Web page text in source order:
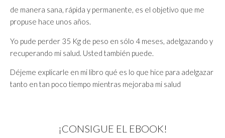
de manera sana, rápida y permanente, es el objetivo que me
propuse hace unos años.
Yo pude perder 35 Kg de peso en sólo 4 meses, adelgazando y
recuperando mi salud. Usted también puede.
Déjeme explicarle en mi libro qué es lo que hice para adelgazar
tanto en tan poco tiempo mientras mejoraba mi salud
¡CONSIGUE EL EBOOK!